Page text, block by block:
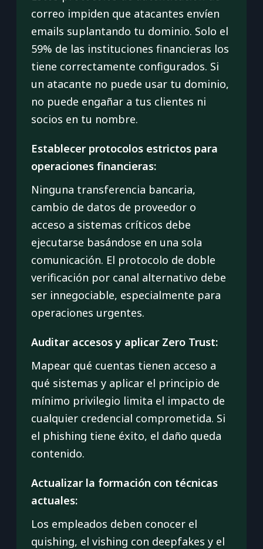
correo impiden que atacantes envíen
emails suplantando tu dominio. Solo el
59% de las instituciones financieras los
tiene correctamente configurados. Si
un atacante no puede usar tu dominio,
no puede engañar a tus clientes ni
socios en tu nombre.
Establecer protocolos estrictos para
operaciones financieras:
Ninguna transferencia bancaria,
cambio de datos de proveedor o
acceso a sistemas críticos debe
ejecutarse basándose en una sola
comunicación. El protocolo de doble
verificación por canal alternativo debe
ser innegociable, especialmente para
operaciones urgentes.
Auditar accesos y aplicar Zero Trust:
Mapear qué cuentas tienen acceso a
qué sistemas y aplicar el principio de
mínimo privilegio limita el impacto de
cualquier credencial comprometida. Si
el phishing tiene éxito, el daño queda
contenido.
Actualizar la formación con técnicas
actuales:
Los empleados deben conocer el
quishing, el vishing con deepfakes y el